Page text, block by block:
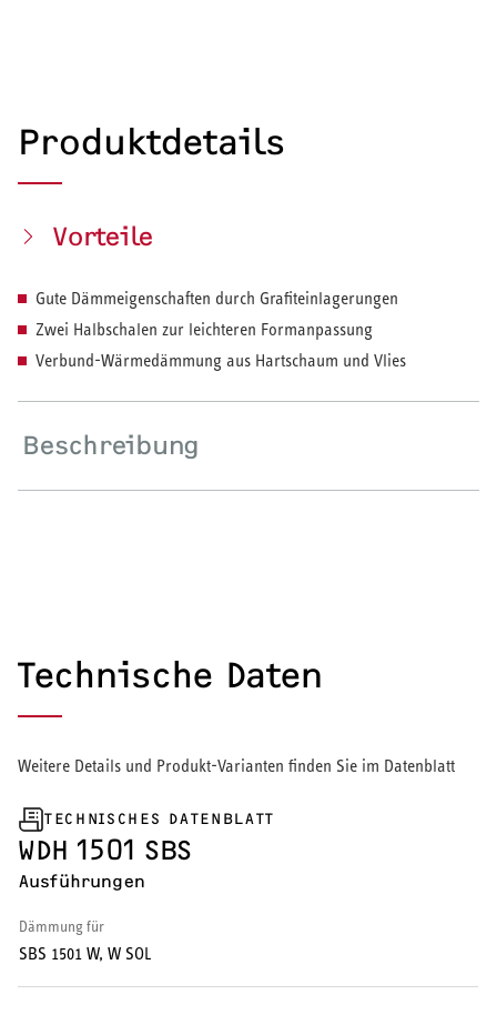
Elektroheizung
WARMWASSER
Warmwasserspeicher
Produktdetails
Vorteile
Gute Dämmeigenschaften durch Grafiteinlagerungen
Zwei Halbschalen zur leichteren Formanpassung
Verbund-Wärmedämmung aus Hartschaum und Vlies
Beschreibung
Technische Daten
Weitere Details und Produkt-Varianten finden Sie im Datenblatt
TECHNISCHES DATENBLATT
WDH 1501 SBS
Ausführungen
Dämmung für
SBS 1501 W, W SOL